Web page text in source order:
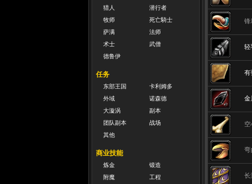
猎人
潜行者
牧师
死亡騎士
萨满
法师
术士
武僧
德鲁伊
任务
东部王国
卡利姆多
外域
诺森德
大漩涡
副本
团队副本
战场
其他
商业技能
炼金
锻造
附魔
工程
锋
轻
有
金
弯
长